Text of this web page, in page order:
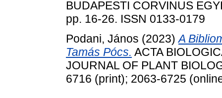
BUDAPESTI CORVINUS
pp. 16-26. ISSN 0133-0179
Podani, János (2023)A
Tamás Pócs. ACTA
JOURNAL OF PLANT
6716 (print); 2063-6725